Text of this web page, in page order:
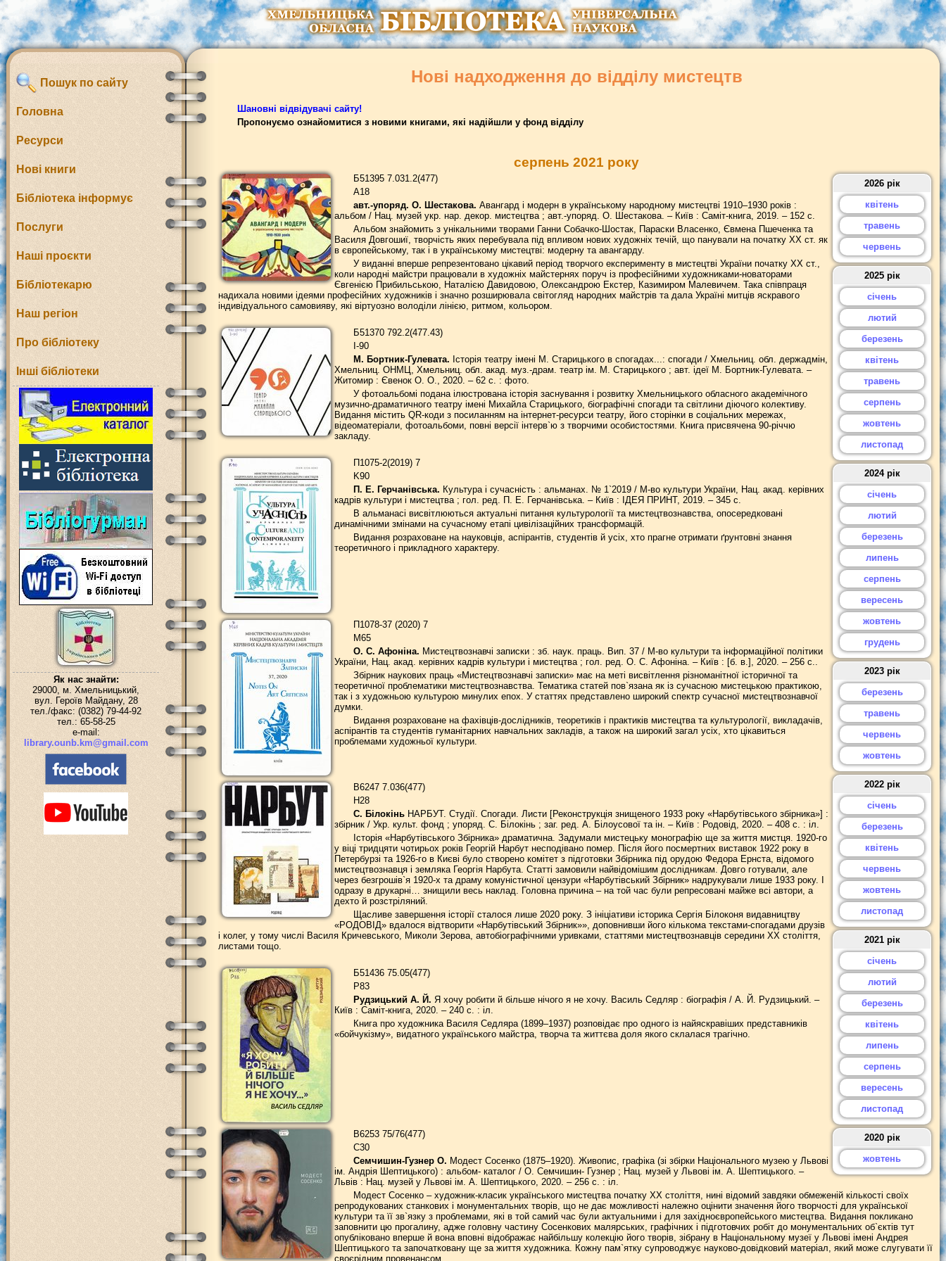
Пошук по сайту
Головна
Ресурси
Нові книги
Бібліотека інформує
Послуги
Наші проєкти
Бібліотекарю
Наш регіон
Про бібліотеку
Інші бібліотеки
Як нас знайти:
29000, м. Хмельницький,
вул. Героїв Майдану, 28
тел./факс: (0382) 79-44-92
тел.: 65-58-25
e-mail:
library.ounb.km@gmail.com
Нові надходження до відділу мистецтв
Шановні відвідувачі сайту!
Пропонуємо ознайомитися з новими книгами, які надійшли у фонд відділу
серпень 2021 року
2026 рік
квітень
травень
червень
2025 рік
січень
лютий
березень
квітень
травень
серпень
жовтень
листопад
2024 рік
січень
лютий
березень
липень
серпень
вересень
жовтень
грудень
2023 рік
березень
травень
червень
жовтень
2022 рік
січень
березень
квітень
червень
жовтень
листопад
2021 рік
січень
лютий
березень
квітень
липень
серпень
вересень
листопад
2020 рік
жовтень
Б51395 7.031.2(477)
A18
авт.-упоряд. О. Шестакова. Авангард і модерн в українському народному мистецтві 1910–1930 років :
альбом / Нац. музей укр. нар. декор. мистецтва ; авт.-упоряд. О. Шестакова. – Київ : Саміт-книга, 2019. – 152 c.
Альбом знайомить з унікальними творами Ганни Собачко-Шостак, Параски Власенко, Євмена Пшеченка та
Василя Довгошиї, творчість яких перебувала під впливом нових художніх течій, що панували на початку ХХ ст. як
в європейському, так і в українському мистецтві: модерну та авангарду.
У виданні вперше репрезентовано цікавий період творчого експерименту в мистецтві України початку ХХ ст.,
коли народні майстри працювали в художніх майстернях поруч із професійними художниками-новаторами
Євгенією Прибильською, Наталією Давидовою, Олександрою Екстер, Казимиром Малевичем. Така співпраця
надихала новими ідеями професійних художників і значно розширювала світогляд народних майстрів та дала Україні митців яскравого
індивідуального самовияву, які віртуозно володіли лінією, ритмом, кольором.
Б51370 792.2(477.43)
I-90
М. Бортник-Гулевата. Історія театру імені М. Старицького в спогадах...: спогади / Хмельниц. обл. держадмін,
Хмельниц. ОНМЦ, Хмельниц. обл. акад. муз.-драм. театр ім. М. Старицького ; авт. ідеї М. Бортник-Гулевата. –
Житомир : Євенок О. О., 2020. – 62 с. : фото.
У фотоальбомі подана ілюстрована історія заснування і розвитку Хмельницького обласного академічного
музично-драматичного театру імені Михайла Старицького, біографічні спогади та світлини діючого колективу.
Видання містить QR-коди з посиланням на інтернет-ресурси театру, його сторінки в соціальних мережах,
відеоматеріали, фотоальбоми, повні версії інтерв`ю з творчими особистостями. Книга присвячена 90-річчю
закладу.
П1075-2(2019) 7
K90
П. Е. Герчанівська. Культура і сучасність : альманах. № 1`2019 / М-во культури України, Нац. акад. керівних
кадрів культури і мистецтва ; гол. ред. П. Е. Герчанівська. – Київ : ІДЕЯ ПРИНТ, 2019. – 345 с.
В альманасі висвітлюються актуальні питання культурології та мистецтвознавства, опосередковані
динамічними змінами на сучасному етапі цивілізаційних трансформацій.
Видання розраховане на науковців, аспірантів, студентів й усіх, хто прагне отримати ґрунтовні знання
теоретичного і прикладного характеру.
П1078-37 (2020) 7
М65
О. С. Афоніна. Мистецтвознавчі записки : зб. наук. праць. Вип. 37 / М-во культури та інформаційної політики
України, Нац. акад. керівних кадрів культури і мистецтва ; гол. ред. О. С. Афоніна. – Київ : [б. в.], 2020. – 256 с..
Збірник наукових праць «Мистецтвознавчі записки» має на меті висвітлення різноманітної історичної та
теоретичної проблематики мистецтвознавства. Тематика статей пов`язана як із сучасною мистецькою практикою,
так і з художньою культурою минулих епох. У статтях представлено широкий спектр сучасної мистецтвознавчої
думки.
Видання розраховане на фахівців-дослідників, теоретиків і практиків мистецтва та культурології, викладачів,
аспірантів та студентів гуманітарних навчальних закладів, а також на широкий загал усіх, хто цікавиться
проблемами художньої культури.
В6247 7.036(477)
Н28
С. БілокіньНАРБУТ. Студії. Спогади. Листи [Реконструкція знищеного 1933 року «Нарбутівського збірника»] :
збірник / Укр. культ. фонд ; упоряд. С. Білокінь ; заг. ред. А. Білоусової та ін. – Київ : Родовід, 2020. – 408 с. : іл.
Історія «Нарбутівського Збірника» драматична. Задумали мистецьку монографію ще за життя мистця. 1920-го
у віці тридцяти чотирьох років Георгій Нарбут несподівано помер. Після його посмертних виставок 1922 року в
Петербурзі та 1926-го в Києві було створено комітет з підготовки Збірника під орудою Федора Ернста, відомого
мистецтвознавця і земляка Георгія Нарбута. Статті замовили найвідомішим дослідникам. Довго готували, але
через безгрошів`я 1920-х та драму комуністичної цензури «Нарбутівський Збірник» надрукували лише 1933 року. І
одразу в друкарні… знищили весь наклад. Головна причина – на той час були репресовані майже всі автори, а
дехто й розстріляний.
Щасливе завершення історії сталося лише 2020 року. З ініціативи історика Сергія Білоконя видавництву
«РОДОВІД» вдалося відтворити «Нарбутівський Збірник»», доповнивши його кількома текстами-спогадами друзів
і колег, у тому числі Василя Кричевського, Миколи Зерова, автобіографічними уривками, статтями мистецтвознавців середини ХХ століття,
листами тощо.
Б51436 75.05(477)
Р83
Рудзицький А. Й. Я хочу робити й більше нічого я не хочу. Василь Седляр : біографія / А. Й. Рудзицький. –
Київ : Саміт-книга, 2020. – 240 с. : іл.
Книга про художника Василя Седляра (1899–1937) розповідає про одного із найяскравіших представників
«бойчукізму», видатного українського майстра, творча та життєва доля якого склалася трагічно.
В6253 75/76(477)
C30
Семчишин-Гузнер О. Модест Сосенко (1875–1920). Живопис, графіка (зі збірки Національного музею у Львові
ім. Андрія Шептицького) : альбом- каталог / О. Семчишин- Гузнер ; Нац. музей у Львові ім. А. Шептицького. –
Львів : Нац. музей у Львові ім. А. Шептицького, 2020. – 256 с. : іл.
Модест Сосенко – художник-класик українського мистецтва початку ХХ століття, нині відомий завдяки обмеженій кількості своїх
репродукованих станкових і монументальних творів, що не дає можливості належно оцінити значення його творчості для української
культури та її зв`язку з проблемами, які в той самий час були актуальними і для західноєвропейського мистецтва. Видання покликано
заповнити цю прогалину, адже головну частину Сосенкових малярських, графічних і підготовчих робіт до монументальних об`єктів тут
опубліковано вперше й вона вповні відображає найбільшу колекцію його творів, зібрану в Національному музеї у Львові імені Андрея
Шептицького та започатковану ще за життя художника. Кожну пам`ятку супроводжує науково-довідковий матеріал, який може слугувати її
своєрідним провенансом.